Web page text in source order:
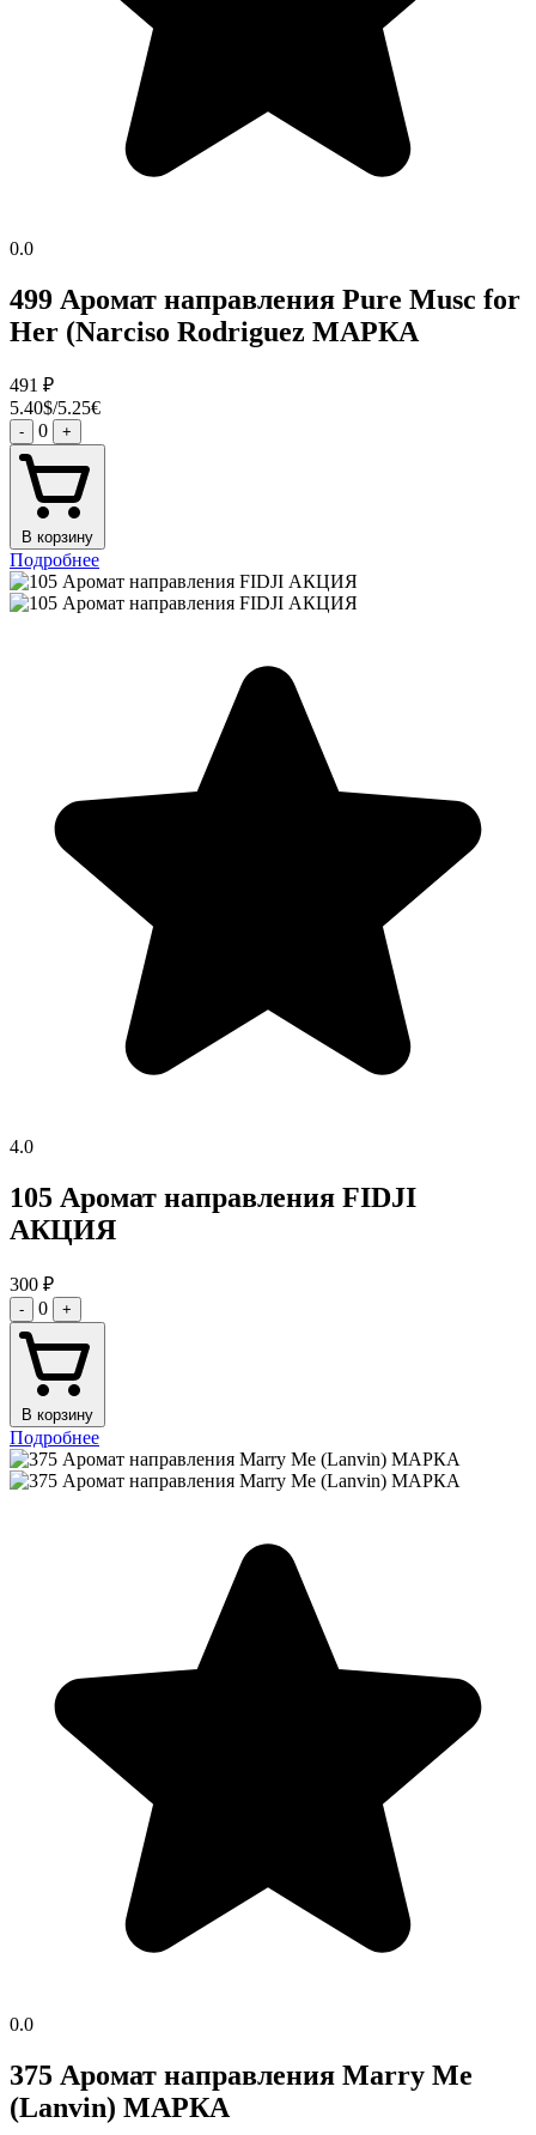
0.0
499 Аромат направления Pure Musc for
Her (Narciso Rodriguez МАРКА
491 ₽
5.40$/5.25€
- 0 +
В корзину
Подробнее
4.0
105 Аромат направления FIDJI
АКЦИЯ
300 ₽
- 0 +
В корзину
Подробнее
0.0
375 Аромат направления Marry Me
(Lanvin) МАРКА